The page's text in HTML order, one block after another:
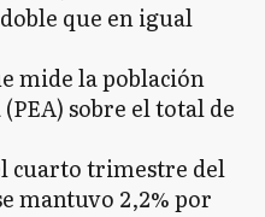
que en igual
mide la población
sobre el total de
cuarto trimestre del
mantuvo 2,2% por